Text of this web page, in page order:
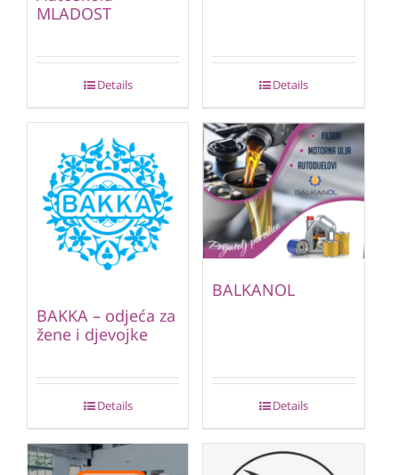
MLADOST
Details Details
BAKKA – odjeća za
žene i djevojke
Details
BALKANOL
Details